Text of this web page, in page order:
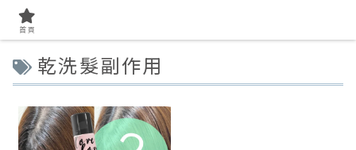
乾洗髮副作用
首頁